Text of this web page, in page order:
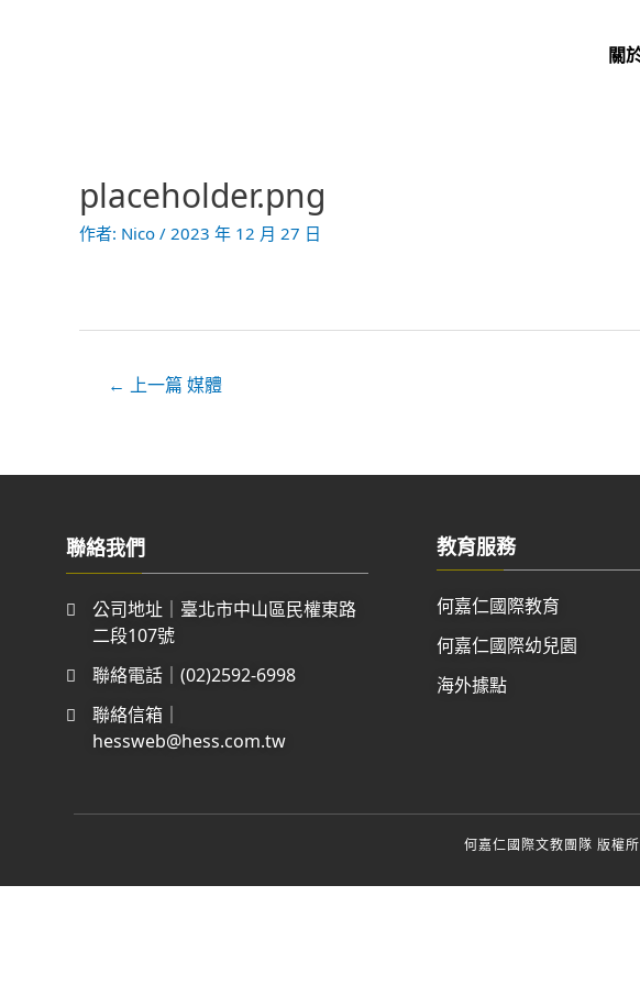
關
placeholder.png
作者: Nico / 2023 年 12 月 27 日
文
章
導
← 上一篇 媒體
聯絡我們
公司地址｜臺北市中山區民權東路
二段107號
聯絡電話｜(02)2592-6998
聯絡信箱｜
hessweb@hess.com.tw
教育服務
何嘉仁國際教育
何嘉仁國際幼兒園
海外據點
何嘉仁國際文教團隊 版